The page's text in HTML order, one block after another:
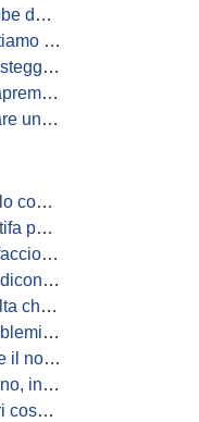
altri"
forte"
gas"
fare"
forza"
guida"